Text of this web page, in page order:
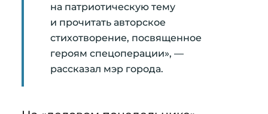
на патриотическую тему
и прочитать авторское
стихотворение, посвященное
героям спецоперации», —
рассказал мэр города.